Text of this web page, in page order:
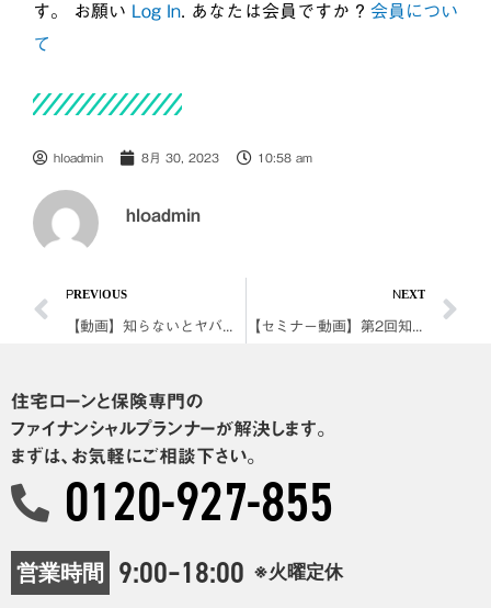
す。 お願い Log In . あなたは会員ですか ? 会員につい
て
hloadmin 8月 30, 2023 10:58 am
hloadmin
PREVIOUS
【動画】知らないとヤバイ！資産運用〜2023年下期の展望
NEXT
【セミナー動画】第2回知らないとヤバイお金の話2023〈第2部〉
住宅ローンと保険専門の
ファイナンシャルプランナーが解決します。
まずは、お気軽にご相談下さい。
0120-927-855
営業時間 9:00–18:00 ※火曜定休